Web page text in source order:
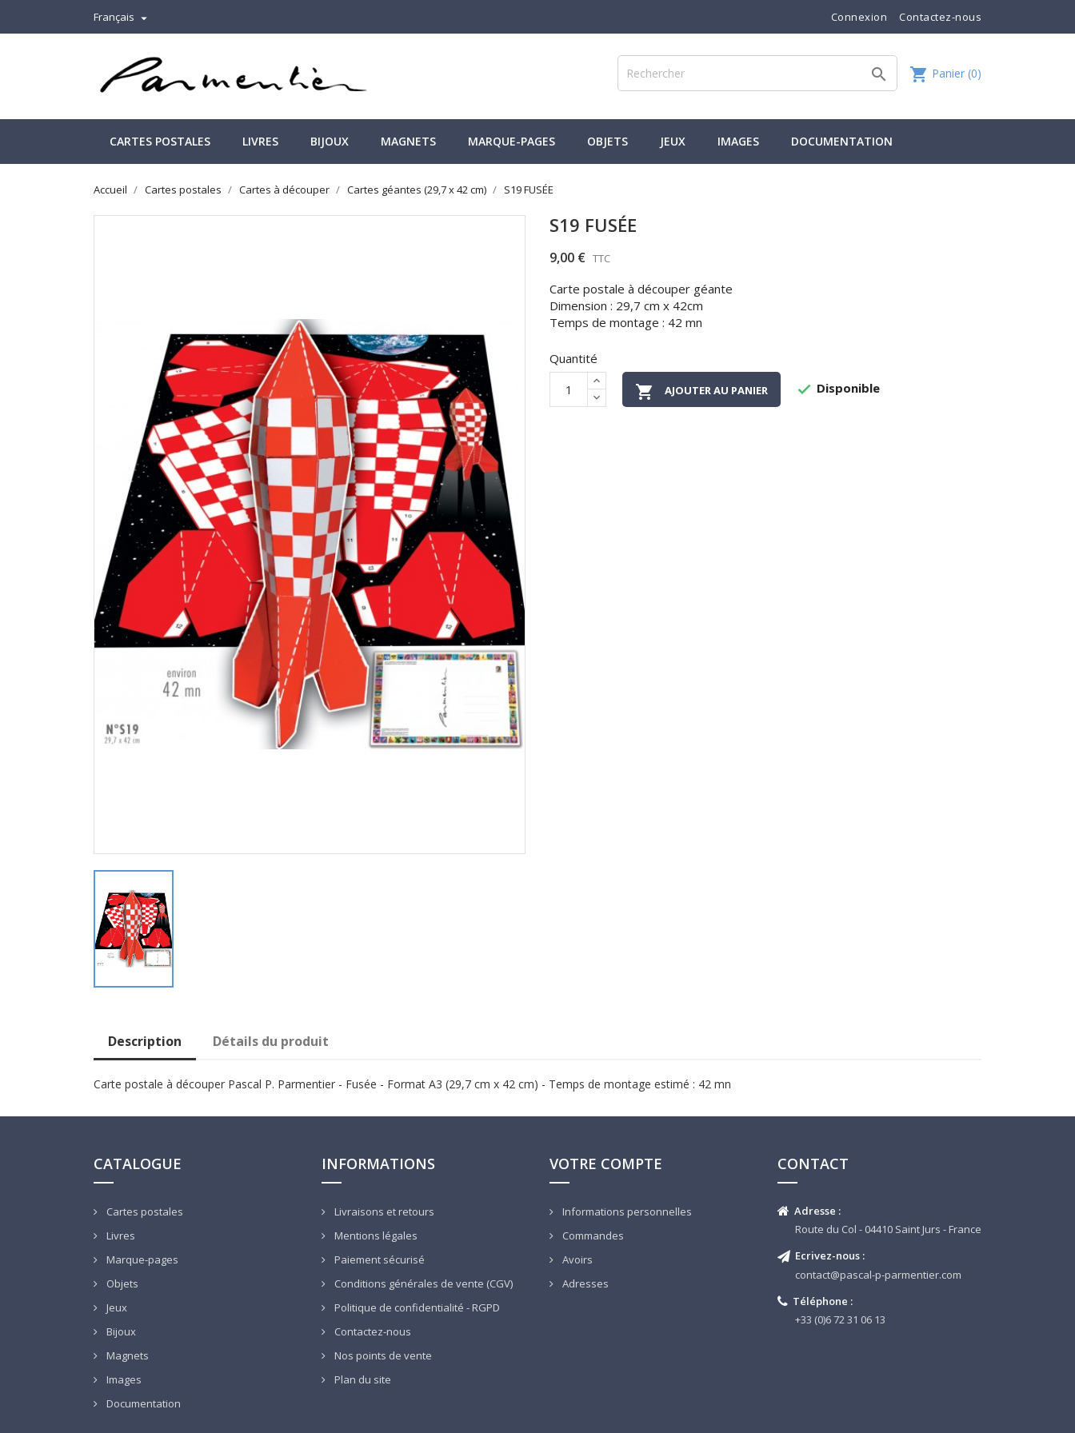
Français  Connexion Contactez-nous
shopping_cart Panier (0)

CARTES POSTALES LIVRES BIJOUX MAGNETS MARQUE-PAGES OBJETS JEUX IMAGES DOCUMENTATION
Accueil Cartes postales Cartes à découper Cartes géantes (29,7 x 42 cm) S19 FUSÉE
S19 FUSÉE
9,00 € TTC
Carte postale à découper géante
Dimension : 29,7 cm x 42cm
Temps de montage : 42 mn
Quantité
 AJOUTER AU PANIER  Disponible
Description Détails du produit
Carte postale à découper Pascal P. Parmentier - Fusée - Format A3 (29,7 cm x 42 cm) - Temps de montage estimé : 42 mn
CATALOGUE
Cartes postales
Livres
Marque-pages
Objets
Jeux
Bijoux
Magnets
Images
Documentation
INFORMATIONS
Livraisons et retours
Mentions légales
Paiement sécurisé
Conditions générales de vente (CGV)
Politique de confidentialité - RGPD
Contactez-nous
Nos points de vente
Plan du site
VOTRE COMPTE
Informations personnelles
Commandes
Avoirs
Adresses
CONTACT
Adresse :
Route du Col - 04410 Saint Jurs - France
Ecrivez-nous :
contact@pascal-p-parmentier.com
Téléphone :
+33 (0)6 72 31 06 13